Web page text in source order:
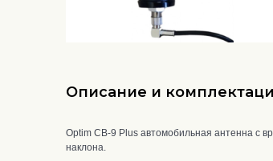
Описание и
Optim CB-9 Plus автомобильная антенна с
наклона.